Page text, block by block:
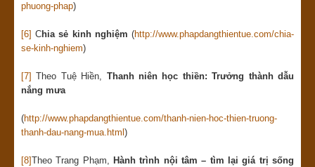
phuong-phap)
[6] Chia sẻ kinh nghiệm (http://www.phapdangthientue.com/chia-
se-kinh-nghiem)
[7] Theo Tuệ Hiền, Thanh niên học thiền: Trưởng thành dẫu
nắng mưa
(http://www.phapdangthientue.com/thanh-nien-hoc-thien-truong-
thanh-dau-nang-mua.html )
[8]Theo Trang Phạm, Hành trình nội tâm – tìm lại giá trị sống